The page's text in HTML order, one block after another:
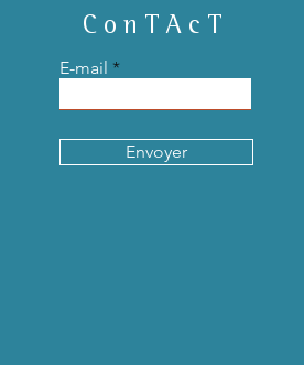
ConTAcT
E-mail
Envoyer